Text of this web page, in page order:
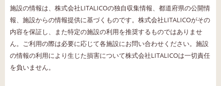
施設の情報は、株式会社LITALICOの独自収集情報、都道府県の公開情
報、施設からの情報提供に基づくものです。株式会社LITALICOがその
内容を保証し、また特定の施設の利用を推奨するものではありませ
ん。ご利用の際は必要に応じて各施設にお問い合わせください。施設
の情報の利用により生じた損害について株式会社LITALICOは一切責任
を負いません。